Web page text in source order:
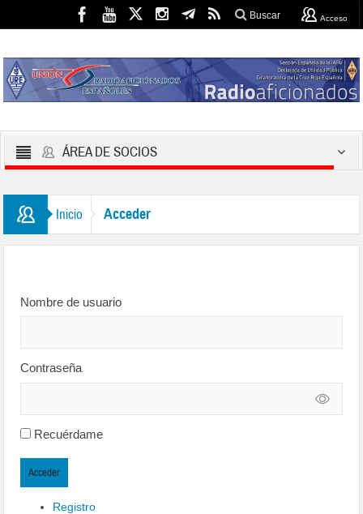
Buscar Acceso
ÁREA DE SOCIOS
Inicio Acceder
Nombre de usuario
Contraseña
Recuérdame
Acceder
Registro